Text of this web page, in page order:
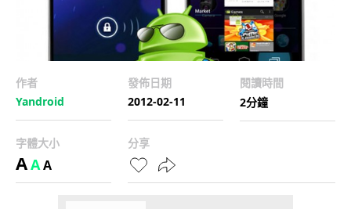
作者
Yandroid
發佈日期
2012-02-11
閱讀時間
2分鐘
字體大小
AAA
分享